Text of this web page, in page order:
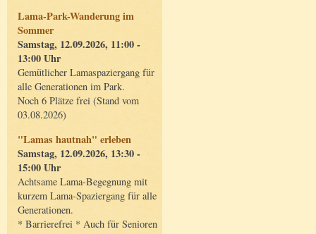
Lama-Park-Wanderung im
Sommer
Samstag, 12.09.2026, 11:00 -
13:00 Uhr
Gemütlicher Lamaspaziergang für
alle Generationen im Park.
Noch 6 Plätze frei (Stand vom
03.08.2026)
"Lamas hautnah" erleben
Samstag, 12.09.2026, 13:30 -
15:00 Uhr
Achtsame Lama-Begegnung mit
kurzem Lama-Spaziergang für alle
Generationen.
* Barrierefrei * Auch für Senioren